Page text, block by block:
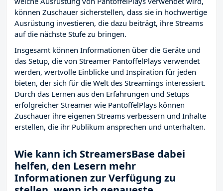
können Zuschauer sicherstellen, dass sie in hochwertige
Ausrüstung investieren, die dazu beiträgt, ihre Streams
auf die nächste Stufe zu bringen.
Insgesamt können Informationen über die Geräte und
das Setup, die von Streamer PantoffelPlays verwendet
werden, wertvolle Einblicke und Inspiration für jeden
bieten, der sich für die Welt des Streamings interessiert.
Durch das Lernen aus den Erfahrungen und Setups
erfolgreicher Streamer wie PantoffelPlays können
Zuschauer ihre eigenen Streams verbessern und Inhalte
erstellen, die ihr Publikum ansprechen und unterhalten.
Wie kann ich StreamersBase dabei
helfen, den Lesern mehr
Informationen zur Verfügung zu